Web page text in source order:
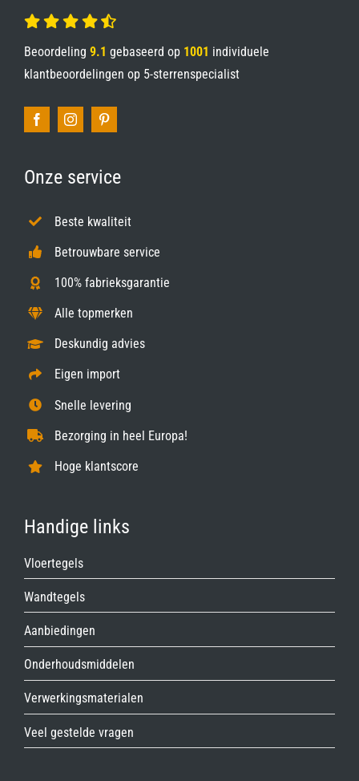
Beoordeling 9.1 gebaseerd op 1001 individuele
klantbeoordelingen op 5-sterrenspecialist
Onze service
Beste kwaliteit
Betrouwbare service
100% fabrieksgarantie
Alle topmerken
Deskundig advies
Eigen import
Snelle levering
Bezorging in heel Europa!
Hoge klantscore
Handige links
Vloertegels
Wandtegels
Aanbiedingen
Onderhoudsmiddelen
Verwerkingsmaterialen
Veel gestelde vragen